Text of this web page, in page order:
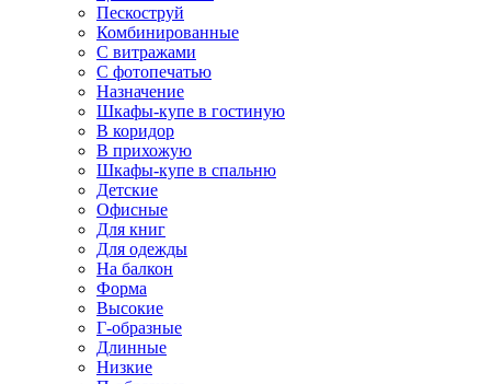
Пескоструй
Комбинированные
С витражами
С фотопечатью
Назначение
Шкафы-купе в гостиную
В коридор
В прихожую
Шкафы-купе в спальню
Детские
Офисные
Для книг
Для одежды
На балкон
Форма
Высокие
Г-образные
Длинные
Низкие